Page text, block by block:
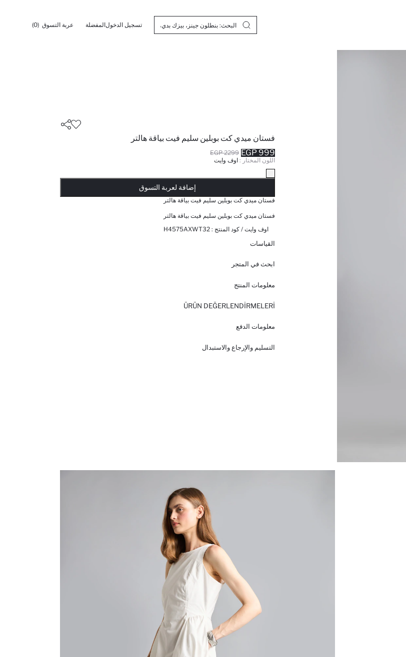
تسجيل الدخولالمفضلة عربة التسوق (0)
فستان ميدي كت بوبلين سليم فيت بياقة هالتر
2299 EGP 999 EGP
اللون المختار : اوف وايت
إضافة لعربة التسوق
فستان ميدي كت بوبلين سليم فيت بياقة هالتر
فستان ميدي كت بوبلين سليم فيت بياقة هالتر
اوف وايت / كود المنتج : H4575AXWT32
القياسات
ابحث في المتجر
معلومات المنتج
ÜRÜN DEĞERLENDİRMELERİ
معلومات الدفع
التسليم والإرجاع والاستبدال